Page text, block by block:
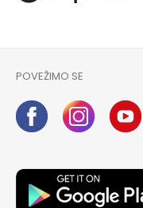
POVEŽIMO SE